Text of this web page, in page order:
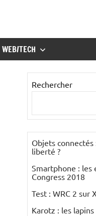
WEB/TECH
Rechercher
Objets
liberté ?
Smartphone : les
Congress 2018
Test : WRC 2 sur
Karotz : les